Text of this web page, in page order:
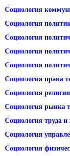
Социология
Социология
Социология
Социология
Социология
Социология права
Социология религии
Социология рынка
Социология труда и
Социология
Социология